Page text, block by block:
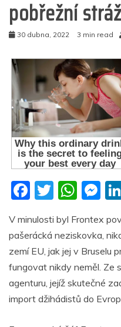
pobřežní
30 dubna, 2022 3 min read
F
c
e
b
o
o
k
T
itt
er
W
at
s
A
p
p
M
ss
e
n
g
er
V minulosti byl Frontex
pašerácká neziskovka,
zemí EU, jak jej v Bruselu
fungovat nikdy neměl. Ze
agenturu, jejíž skutečné
import džihádistů do